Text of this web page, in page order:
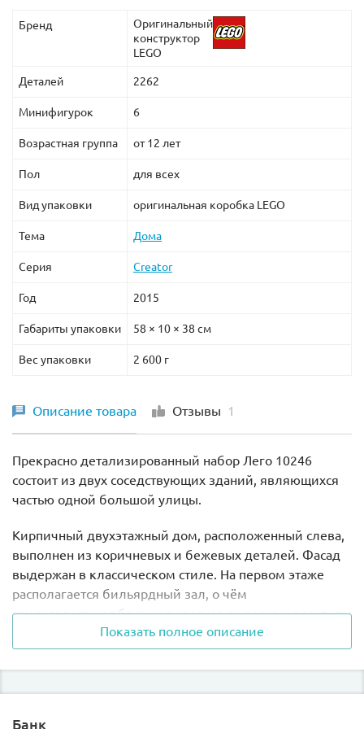
Бренд
Оригинальный
конструктор
LEGO
Деталей 2262
Минифигурок 6
Возрастная группа от 12 лет
Пол для всех
Вид упаковки оригинальная коробка LEGO
Тема Дома
Серия Creator
Год 2015
Габариты упаковки 58 × 10 × 38 см
Вес упаковки 2 600 г
Описание товара Отзывы 1
Прекрасно детализированный набор Лего 10246
состоит из двух соседствующих зданий, являющихся
частью одной большой улицы.
Кирпичный двухэтажный дом, расположенный слева,
выполнен из коричневых и бежевых деталей. Фасад
выдержан в классическом стиле. На первом этаже
располагается бильярдный зал, о чём
свидетельствует большая красная вывеска и логотипы
заведения, нанесённые на прозрачные окна. Рядом с
входом в бильярдную установлен автомат по продаже
газет и декоративное дерево. Интерьер игрального
зала состоит из массивного бильярдного стола с
Показать полное описание
Банк